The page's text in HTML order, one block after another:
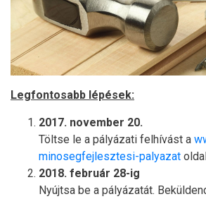
Legfontosabb lépések:
2017. november 20.
Töltse le a pályázati felhívást a
minosegfejlesztesi-palyazat
2018. február 28-ig
Nyújtsa be a pályázatát.